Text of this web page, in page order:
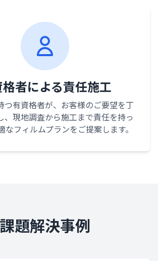
者による責任施工
つ有資格者が、お客様のご要望を丁
、現地調査から施工まで責任を持っ
なフィルムプランをご提案します。
課題解決事例